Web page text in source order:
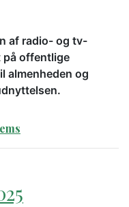
af radio- og tv-
på offentlige
almenheden og